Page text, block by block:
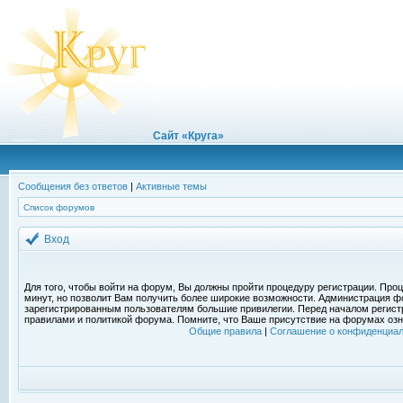
Сайт «Круга»
Сообщения без ответов | Активные темы
Список форумов
Вход
Для того, чтобы войти на форум, Вы должны пройти процедуру регистрации.
минут, но позволит Вам получить более широкие возможности. Администрация
зарегистрированным пользователям большие привилегии. Перед началом
правилами и политикой форума. Помните, что Ваше присутствие на форумах
Общие правила| Соглашение о